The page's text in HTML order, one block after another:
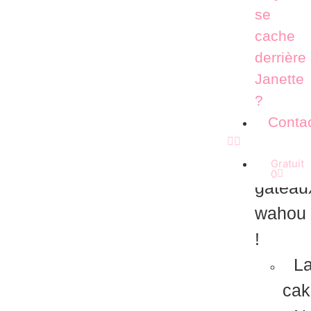
se
cache
derrière
Janette
?
Nos
wahou
!
Gratuit
0